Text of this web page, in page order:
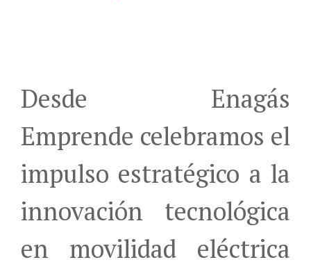
Desde Enagás
Emprende celebramos el
impulso estratégico a la
innovación tecnológica
en movilidad eléctrica